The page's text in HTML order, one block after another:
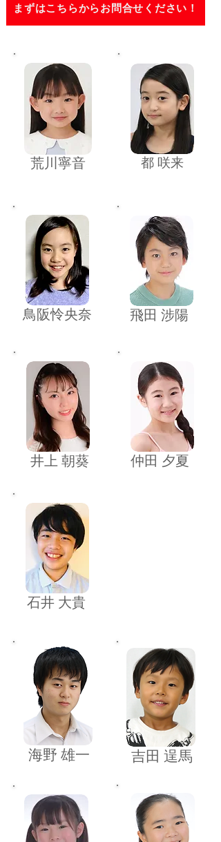
まずはこちらからお問合せください！
​荒川寧音 ​都 咲来
鳥阪怜央奈 ​飛田 涉陽
​井上 朝葵 ​仲田 夕夏
​石井 大貴
​海野 雄一 ​吉田 逞馬